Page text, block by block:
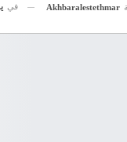
Akhbaralestethmar في